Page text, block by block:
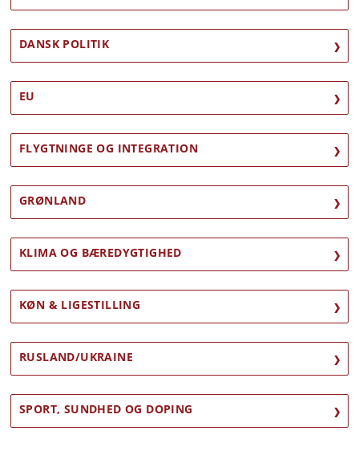
DANSK POLITIK
EU
FLYGTNINGE OG INTEGRATION
GRØNLAND
KLIMA OG BÆREDYGTIGHED
KØN & LIGESTILLING
RUSLAND/UKRAINE
SPORT, SUNDHED OG DOPING